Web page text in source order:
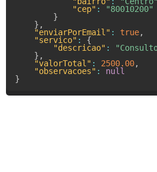
"cep" :
"80010200"
}
} ,
"enviarPorEmail" : true,
"servico" :
{
"descricao" :
} ,
"valorTotal" : 2500.00,
"observacoes" :
null
}